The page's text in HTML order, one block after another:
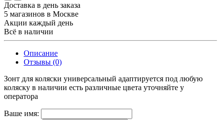
Доставка в день заказа
5 магазинов в Москве
Акции каждый день
Всё в наличии
Описание
Отзывы (0)
Зонт для коляски универсальный адаптируется под любую
коляску в наличии есть различные цвета уточняйте у
оператора
Ваше имя: